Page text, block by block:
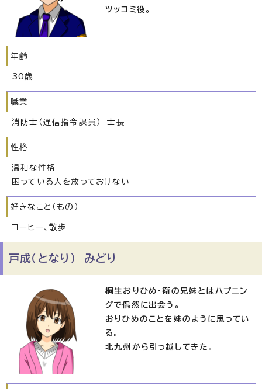
ツッコミ役。
年齢
30歳
職業
消防士（通信指令課員） 士長
性格
温和な性格
困っている人を放っておけない
好きなこと（もの）
コーヒー、散歩
戸成（となり） みどり
桐生おりひめ・衛の兄妹とはハプニン
グで偶然に出会う。
おりひめのことを妹のように思ってい
る。
北九州から引っ越してきた。